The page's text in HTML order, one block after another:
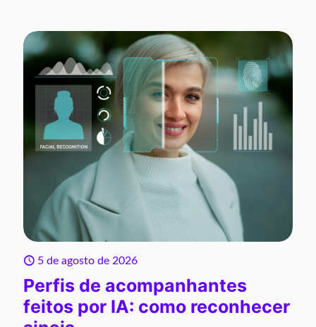
5 de agosto de 2026
Perfis de acompanhantes
feitos por IA: como reconhecer